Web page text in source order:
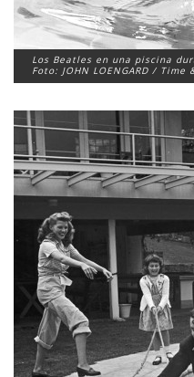
Los Beatles en una piscina
Foto: JOHN LOENGARD /